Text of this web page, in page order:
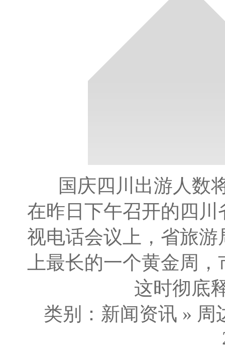
国庆四川出游人数
在昨日下午召开的四
视电话会议上，省旅
上最长的一个黄金周
这时彻底
类别：新闻资讯 »